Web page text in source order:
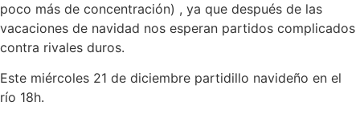
poco más de concentración) , ya que después de las
vacaciones de navidad nos esperan partidos complicados
contra rivales duros.
Este miércoles 21 de diciembre partidillo navideño en el
río 18h.